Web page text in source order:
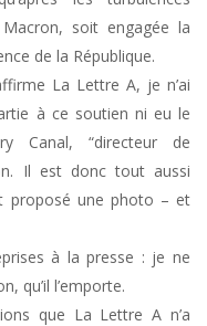
soit engagée la
de la République.
La Lettre A, je n’ai
à ce soutien ni eu le
Canal, “directeur de
Il est donc tout aussi
proposé une photo – et
à la presse : je ne
qu’il l’emporte.
que La Lettre A n’a